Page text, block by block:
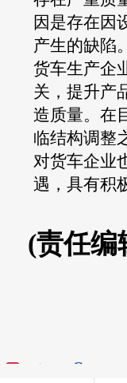
因是存在因
产生的缺陷
货车生产企
关，提升产
造质量。在
临结构调整
对货车企业
遇，具有积
(责任编